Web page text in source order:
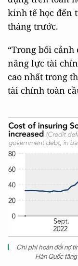
kinh tế học đến
tháng trước.
“Trong bối
năng lực tài
cao nhất trong
tài chính toàn
Chi phí hoán đổi nợ
Hàn Quốc